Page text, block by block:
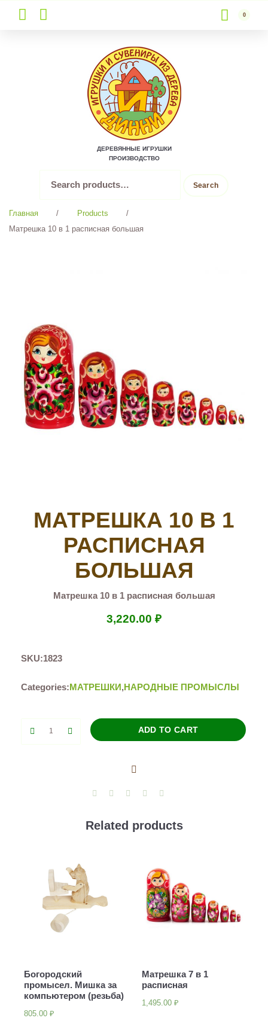
to
content
0
ДЕРЕВЯННЫЕ ИГРУШКИ
ПРОИЗВОДСТВО
for:
Search
Главная / Products
/
Матрешка 10 в 1 расписная большая
МАТРЕШКА 10 В 1
РАСПИСНАЯ
БОЛЬШАЯ
Матрешка 10 в 1 расписная большая
3,220.00 ₽
SKU:1823
Categories:МАТРЕШКИ,НАРОДНЫЕ ПРОМЫСЛЫ
ADD TO CART
Related products
Богородский
промысел. Мишка за
компьютером (резьба)
805.00 ₽
Матрешка 7 в 1
расписная
1,495.00 ₽